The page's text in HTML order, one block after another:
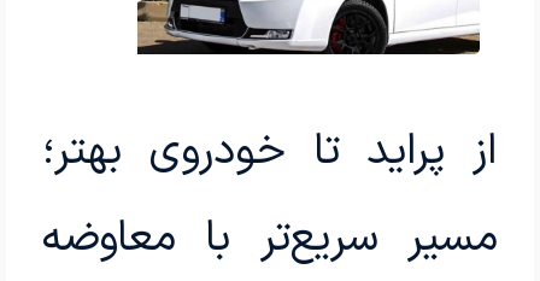
از پراید تا خودروی بهتر؛
مسیر سریع‌تر با معاوضه